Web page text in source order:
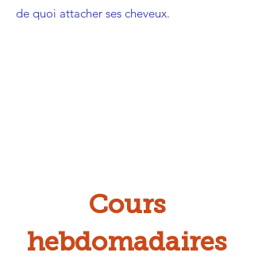
de quoi attacher ses cheveux.
Cours
hebdomadaires